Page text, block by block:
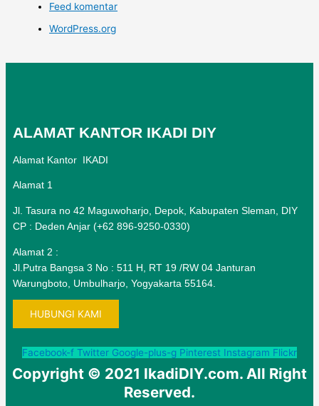
Feed komentar
WordPress.org
ALAMAT KANTOR IKADI DIY
Alamat Kantor IKADI
Alamat 1
Jl. Tasura no 42 Maguwoharjo, Depok, Kabupaten Sleman, DIY
CP : Deden Anjar (+62 896-9250-0330)
Alamat 2 :
Jl.Putra Bangsa 3 No : 511 H, RT 19 /RW 04 Janturan
Warungboto, Umbulharjo, Yogyakarta 55164.
HUBUNGI KAMI
Facebook-f Twitter Google-plus-g Pinterest Instagram Flickr
Copyright © 2021 IkadiDIY.com. All Right
Reserved.